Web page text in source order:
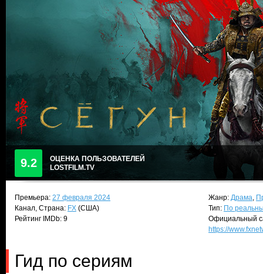
9.2
ОЦЕНКА ПОЛЬЗОВАТЕЛЕЙ
LOSTFILM.TV
Премьера: 27 февраля 2024
Канал, Страна: FX (США)
Рейтинг IMDb: 9
Жанр: Драма,
Тип: По
Официальный
https://
Гид по сериям